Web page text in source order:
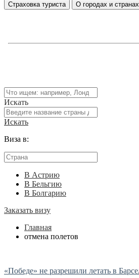
Страховка туриста О городах и странах
Искать
Искать
Виза в:
В Астрию
В Бельгию
В Болгарию
Заказать визу
Главная
отмена полетов
«Победе» не разрешили летать в